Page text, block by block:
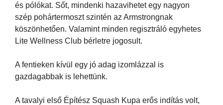
és pólókat. Sőt, mindenki hazavihetet egy nagyon
szép pohártermoszt szintén az Armstrongnak
köszönhetően. Valamint minden regisztráló egyhetes
Lite Wellness Club bérletre jogosult.
A fentieken kívül egy jó adag izomlázzal is
gazdagabbak is lehettünk.
A tavalyi első Építész Squash Kupa erős indítás volt,